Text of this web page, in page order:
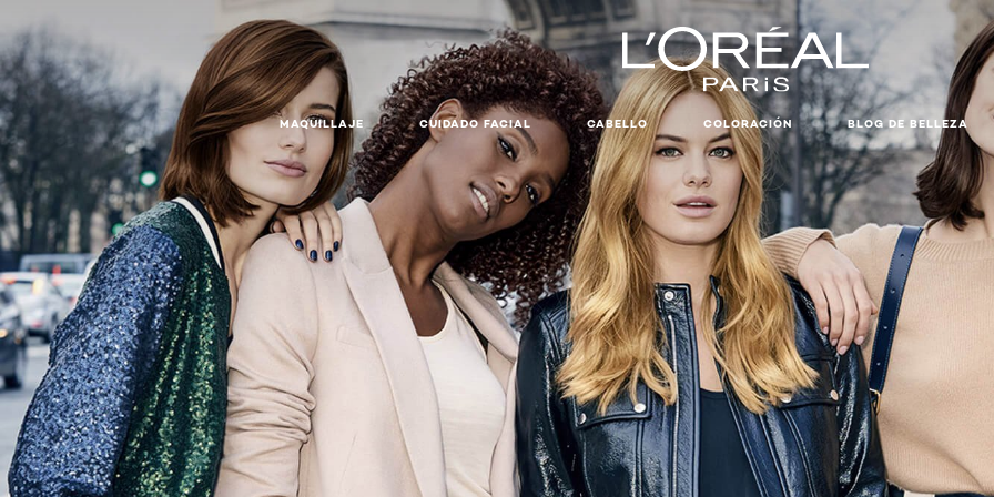
MAQUILLAJE CUIDADO FACIAL CABELLO COLORACIÓN BLOG DE BELLEZA